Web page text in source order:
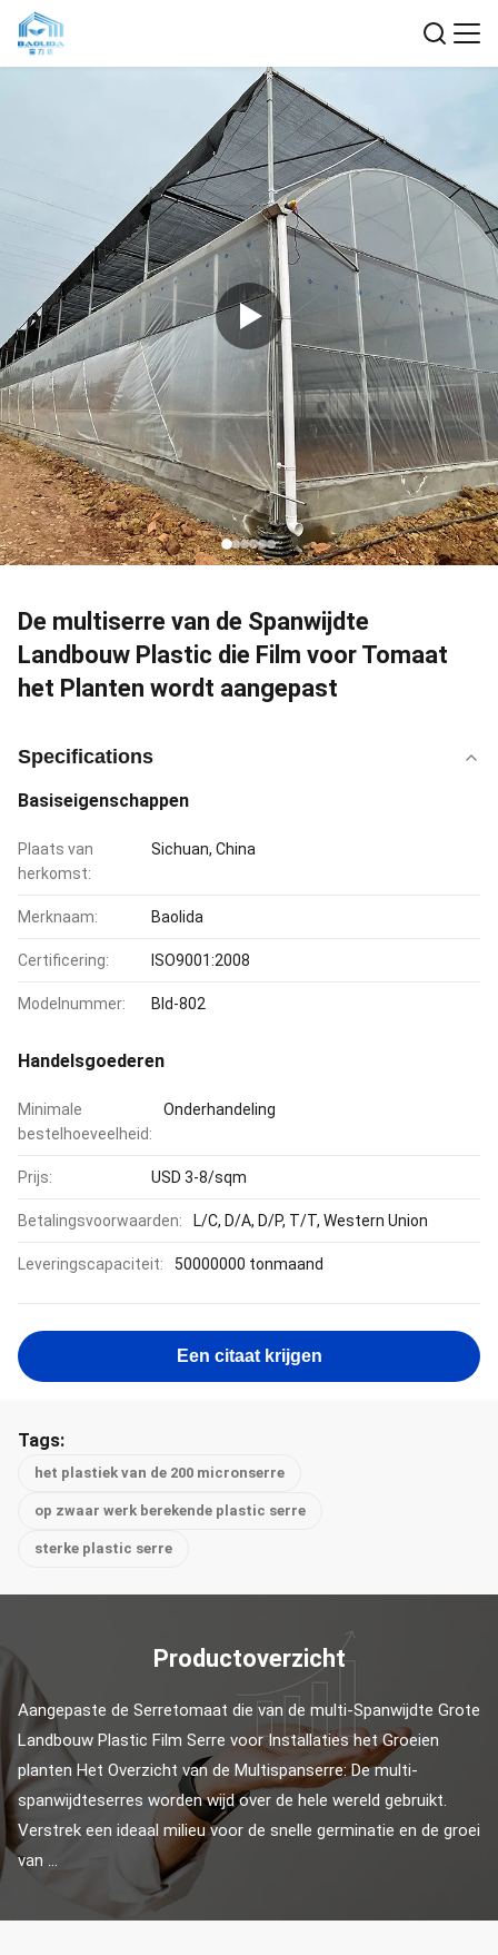
De multiserre van de Spanwijdte
Landbouw Plastic die Film voor Tomaat
het Planten wordt aangepast
Specifications
Basiseigenschappen
Plaats van
herkomst:
Sichuan, China
Merknaam: Baolida
Certificering: ISO9001:2008
Modelnummer: Bld-802
Handelsgoederen
Minimale
bestelhoeveelheid:
Onderhandeling
Prijs: USD 3-8/sqm
Betalingsvoorwaarden: L/C, D/A, D/P, T/T, Western Union
Leveringscapaciteit: 50000000 tonmaand
Een citaat krijgen
Tags:
het plastiek van de 200 micronserre
op zwaar werk berekende plastic serre
sterke plastic serre
Productoverzicht
Aangepaste de Serretomaat die van de multi-Spanwijdte Grote
Landbouw Plastic Film Serre voor Installaties het Groeien
planten Het Overzicht van de Multispanserre: De multi-
spanwijdteserres worden wijd over de hele wereld gebruikt.
Verstrek een ideaal milieu voor de snelle germinatie en de groei
van ...